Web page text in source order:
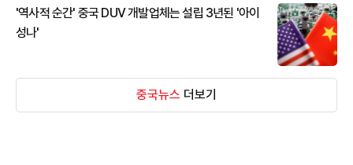
'역사적 순간' 중국 DUV 개발업체는 설립 3년된 '아이
성나'
중국뉴스 더보기